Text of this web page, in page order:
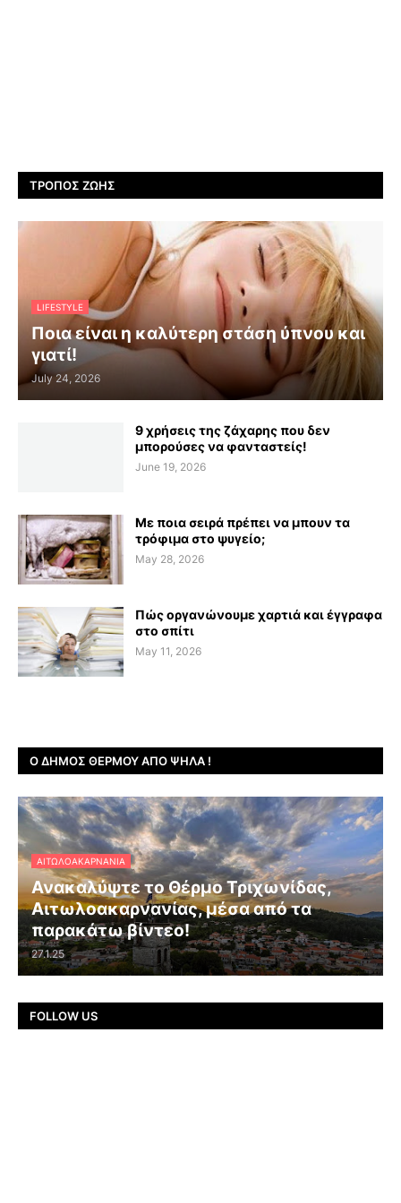
ΤΡΌΠΟΣ ΖΩΉΣ
LIFESTYLE
Ποια είναι η καλύτερη στάση ύπνου και
γιατί!
July 24, 2026
9 χρήσεις της ζάχαρης που δεν
μπορούσες να φανταστείς!
June 19, 2026
Με ποια σειρά πρέπει να μπουν τα
τρόφιμα στο ψυγείο;
May 28, 2026
Πώς οργανώνουμε χαρτιά και έγγραφα
στο σπίτι
May 11, 2026
Ο ΔΉΜΟΣ ΘΈΡΜΟΥ ΑΠΌ ΨΗΛΆ !
ΑΙΤΩΛΟΑΚΑΡΝΑΝΊΑ
Ανακαλύψτε το Θέρμο Τριχωνίδας,
Αιτωλοακαρνανίας, μέσα από τα
παρακάτω βίντεο!
27.1.25
FOLLOW US